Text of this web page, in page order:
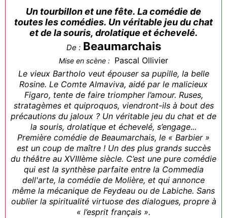
Un tourbillon et une fête. La comédie de
toutes les comédies. Un véritable jeu du chat
et de la souris, drolatique et échevelé.
De : Beaumarchais
Mise en scène : Pascal Ollivier
Le vieux Bartholo veut épouser sa pupille, la belle
Rosine. Le Comte Almaviva, aidé par le malicieux
Figaro, tente de faire triompher l’amour. Ruses,
stratagèmes et quiproquos, viendront-ils à bout des
précautions du jaloux ? Un véritable jeu du chat et de
la souris, drolatique et échevelé, s’engage...
Première comédie de Beaumarchais, le « Barbier »
est un coup de maître ! Un des plus grands succès
du théâtre au XVIIIème siècle. C’est une pure comédie
qui est la synthèse parfaite entre la Commedia
dell'arte, la comédie de Molière, et qui annonce
même la mécanique de Feydeau ou de Labiche. Sans
oublier la spiritualité virtuose des dialogues, propre à
« l’esprit français ».